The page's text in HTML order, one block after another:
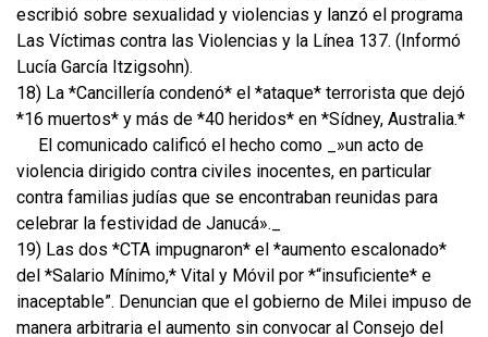
escribió sobre sexualidad y violencias y lanzó el programa
Las Víctimas contra las Violencias y la Línea 137. (Informó
Lucía García Itzigsohn).
18) La *Cancillería condenó* el *ataque* terrorista que dejó
*16 muertos* y más de *40 heridos* en *Sídney, Australia.*
El comunicado calificó el hecho como _»un acto de
violencia dirigido contra civiles inocentes, en particular
contra familias judías que se encontraban reunidas para
celebrar la festividad de Janucá»._
19) Las dos *CTA impugnaron* el *aumento escalonado*
del *Salario Mínimo,* Vital y Móvil por *“insuficiente* e
inaceptable”. Denuncian que el gobierno de Milei impuso de
manera arbitraria el aumento sin convocar al Consejo del